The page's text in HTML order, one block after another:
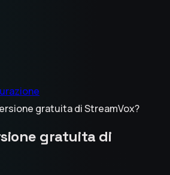
gratuita di StreamVox?
gratuita di